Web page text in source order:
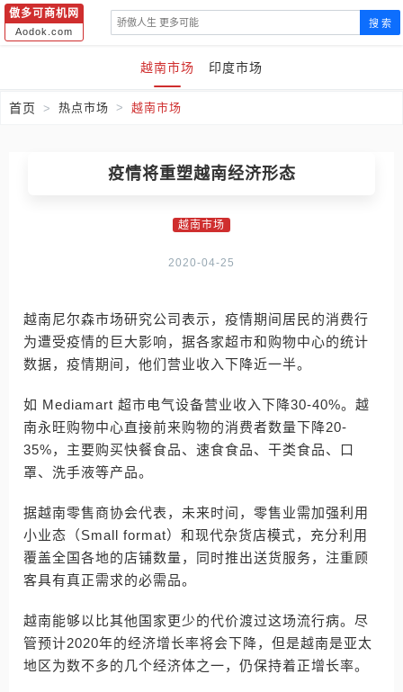
傲多可商机网
Aodok.com
搜 索
越南市场 印度市场
首页 热点市场 越南市场
疫情将重塑越南经济形态
越南市场
2020-04-25
越南尼尔森市场研究公司表示，疫情期间居民的消费行
为遭受疫情的巨大影响，据各家超市和购物中心的统计
数据，疫情期间，他们营业收入下降近一半。
如 Mediamart 超市电气设备营业收入下降30-40%。越
南永旺购物中心直接前来购物的消费者数量下降20-
35%，主要购买快餐食品、速食食品、干类食品、口
罩、洗手液等产品。
据越南零售商协会代表，未来时间，零售业需加强利用
小业态（Small format）和现代杂货店模式，充分利用
覆盖全国各地的店铺数量，同时推出送货服务，注重顾
客具有真正需求的必需品。
越南能够以比其他国家更少的代价渡过这场流行病。尽
管预计2020年的经济增长率将会下降，但是越南是亚太
地区为数不多的几个经济体之一，仍保持着正增长率。